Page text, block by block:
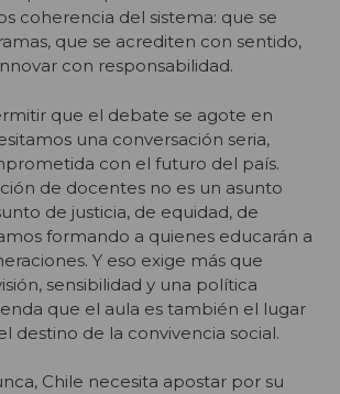
coherencia del sistema: que se
que se acrediten con sentido,
con responsabilidad.
que el debate se agote en
una conversación seria,
con el futuro del país.
de docentes no es un asunto
de justicia, de equidad, de
formando a quienes educarán a
Y eso exige más que
sensibilidad y una política
que el aula es también el lugar
destino de la convivencia social.
Chile necesita apostar por su